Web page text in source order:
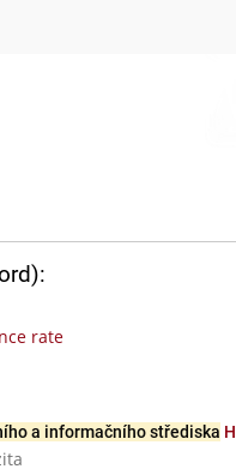
rate
a informačního střediska